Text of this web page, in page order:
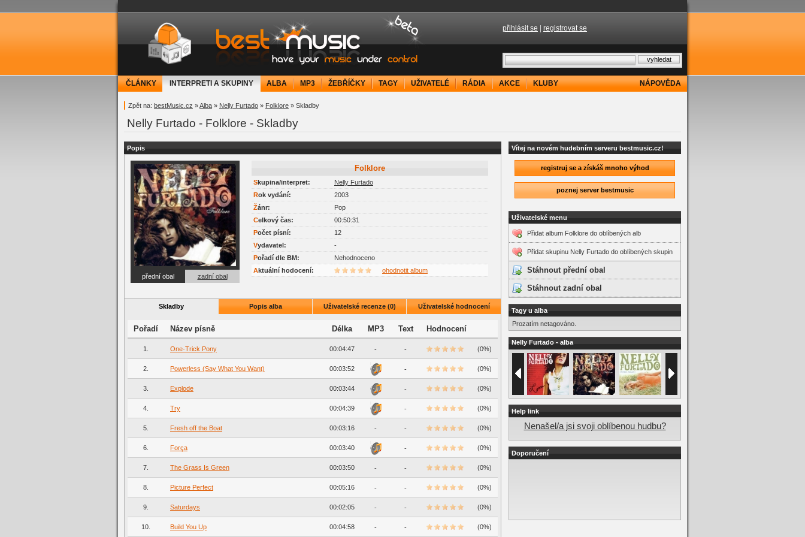
bestMusic.cz - Have your music under control
přihlásit se registrovat se
ČLÁNKY INTERPRETI A SKUPINY ALBA MP3 ŽEBŘÍČKY TAGY UŽIVATELÉ RÁDIA AKCE KLUBY NÁPOVĚDA
Zpět na: bestMusic.cz »Alba » Nelly Furtado » Folklore » Skladby
Nelly Furtado - Folklore - Skladby
Popis
přední obal zadní obal
Folklore
Skupina/interpret:
Nelly Furtado
Rok vydání:
2003
Žánr:
Pop
Celkový čas:
00:50:31
Počet písní:
12
Vydavatel:
-
Pořadí dle BM:
Nehodnoceno
Aktuální hodocení:
ohodnotit album
Skladby Popis alba Uživatelské recenze (0) Uživatelské hodnocení
Pořadí Název písně Délka MP3 Text Hodnocení
1. One-Trick Pony 00:04:47 - - (0%)
2. Powerless (Say What You Want) 00:03:52 - (0%)
3. Explode 00:03:44 - (0%)
4. Try 00:04:39 - (0%)
5. Fresh off the Boat 00:03:16 - - (0%)
6. Força 00:03:40 - (0%)
7. The Grass Is Green 00:03:50 - - (0%)
8. Picture Perfect 00:05:16 - - (0%)
9. Saturdays 00:02:05 - - (0%)
10. Build You Up 00:04:58 - - (0%)
Vítej na novém hudebním serveru bestmusic.cz!
registruj se a získáš mnoho výhod
poznej server bestmusic
Uživatelské menu
Přidat album Folklore do oblíbených alb
Přidat skupinu Nelly Furtado do oblíbených skupin
Stáhnout přední obal
Stáhnout zadní obal
Tagy u alba
Prozatím netagováno.
Nelly Furtado - alba
Help link
Nenašel/a jsi svoji oblíbenou hudbu?
Doporučení